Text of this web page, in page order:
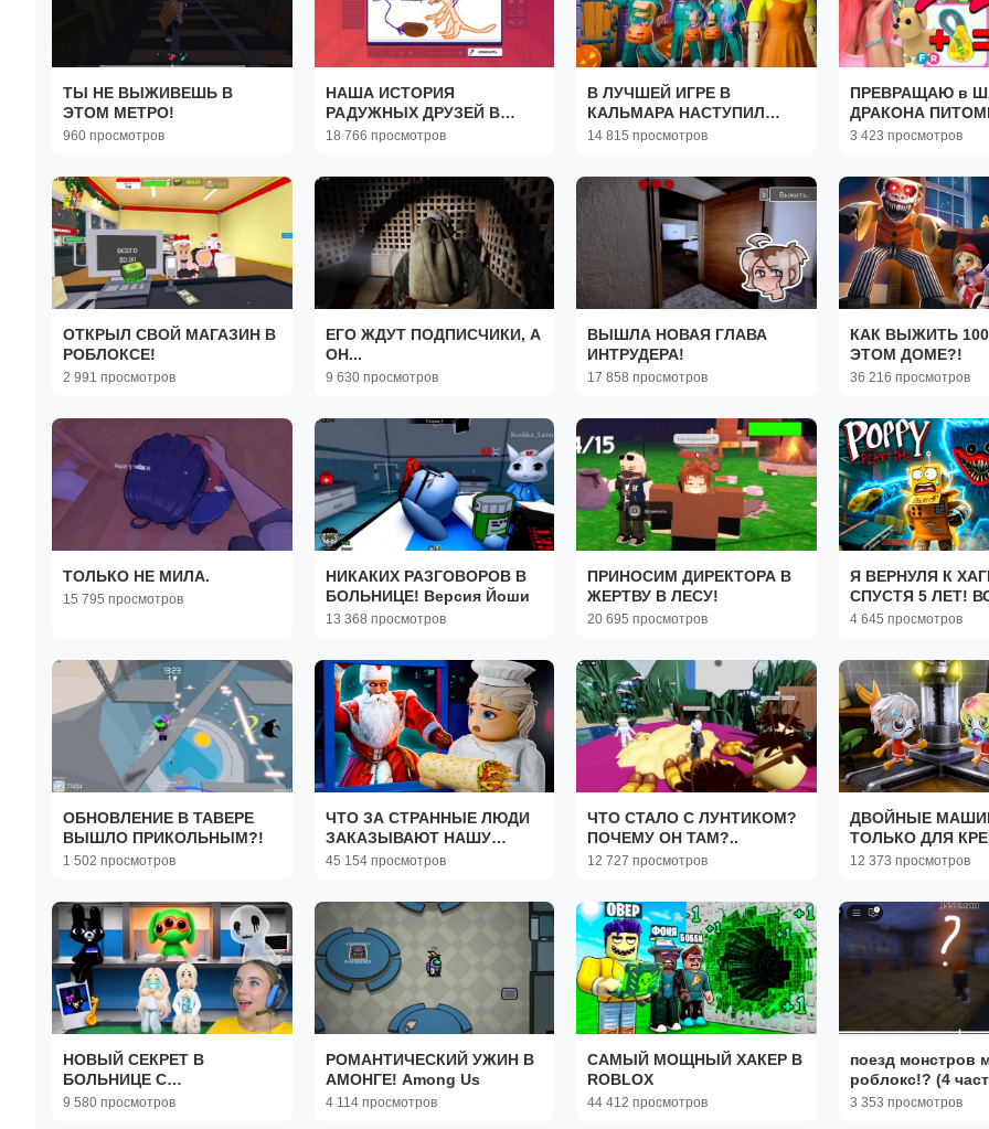
ТЫ НЕ ВЫЖИВЕШЬ В
ЭТОМ МЕТРО!
960 просмотров
НАША ИСТОРИЯ
РАДУЖНЫХ ДРУЗЕЙ В
ИСПОРЧЕННОМ
18 766 просмотров
В ЛУЧШЕЙ ИГРЕ В
КАЛЬМАРА НАСТУПИЛ
ХЭЛЛОУИН!
14 815 просмотров
ПРЕВРАЩАЮ в
ДРАКОНА
Бесплатно!
Женяша!
3 423 просмотров
ОТКРЫЛ СВОЙ МАГАЗИН В
РОБЛОКСЕ!
2 991 просмотров
ЕГО ЖДУТ ПОДПИСЧИКИ, А
ОН...
9 630 просмотров
ВЫШЛА НОВАЯ ГЛАВА
ИНТРУДЕРА!
17 858 просмотров
КАК ВЫЖИТЬ
ЭТОМ ДОМЕ?!
36 216 просмотров
ТОЛЬКО НЕ МИЛА.
15 795 просмотров
НИКАКИХ РАЗГОВОРОВ В
БОЛЬНИЦЕ! Версия Йоши
13 368 просмотров
ПРИНОСИМ ДИРЕКТОРА В
ЖЕРТВУ В ЛЕСУ!
20 695 просмотров
Я ВЕРНУЛЯ К
СПУСТЯ 5 ЛЕТ!
СТРАШНО...
4 645 просмотров
ОБНОВЛЕНИЕ В ТАВЕРЕ
ВЫШЛО ПРИКОЛЬНЫМ?!
1 502 просмотров
ЧТО ЗА СТРАННЫЕ ЛЮДИ
ЗАКАЗЫВАЮТ НАШУ
ШАВУХУ?
45 154 просмотров
ЧТО СТАЛО С ЛУНТИКОМ?
ПОЧЕМУ ОН ТАМ?..
12 727 просмотров
ДВОЙНЫЕ
ТОЛЬКО ДЛЯ
(они
12 373 просмотров
НОВЫЙ СЕКРЕТ В
БОЛЬНИЦЕ С
АНОМАЛИЯМИ в ROBLOX!
9 580 просмотров
РОМАНТИЧЕСКИЙ УЖИН В
АМОНГЕ! Among Us
4 114 просмотров
САМЫЙ МОЩНЫЙ ХАКЕР В
ROBLOX
44 412 просмотров
поезд монстров
роблокс!? (4
3 353 просмотров